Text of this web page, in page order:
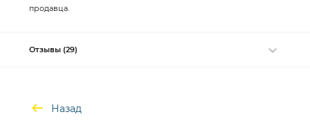
продавца.
Отзывы (29)
Назад